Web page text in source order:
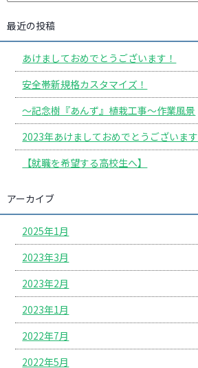
最近の投稿
あけましておめでとうございます！
安全帯新規格カスタマイズ！
〜記念樹『あんず』植栽工事〜作業風景
2023年あけましておめでとうございます
【就職を希望する高校生へ】
アーカイブ
2025年1月
2023年3月
2023年2月
2023年1月
2022年7月
2022年5月